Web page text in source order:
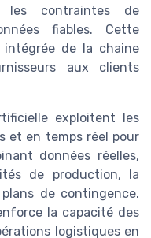
les contraintes de
fiables. Cette
intégrée de la chaine
aux clients
exploitent les
et en temps réel pour
données réelles,
de production, la
de contingence.
la capacité des
logistiques en